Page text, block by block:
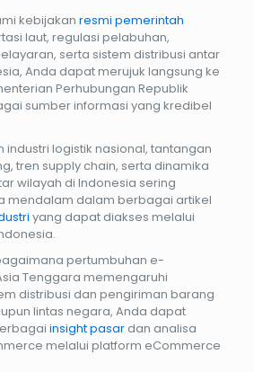
kebijakan resmi pemerintah
laut, regulasi pelabuhan,
serta sistem distribusi antar
Anda dapat merujuk langsung ke
Perhubungan Republik
sumber informasi yang kredibel
industri logistik nasional, tantangan
tren supply chain, serta dinamika
wilayah di Indonesia sering
mendalam dalam berbagai artikel
yang dapat diakses melalui
pertumbuhan e-
Tenggara memengaruhi
distribusi dan pengiriman barang
lintas negara, Anda dapat
insight pasardan analisa
melalui platform eCommerce